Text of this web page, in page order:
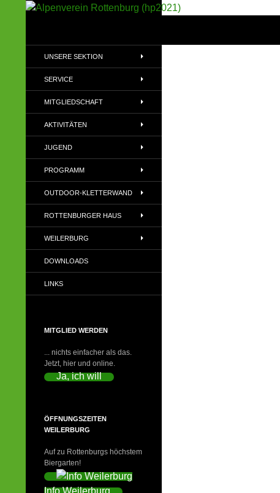
(DAV)
UNSERE SEKTION
SERVICE
MITGLIEDSCHAFT
AKTIVITÄTEN
JUGEND
PROGRAMM
OUTDOOR-KLETTERWAND
ROTTENBURGER HAUS
WEILERBURG
DOWNLOADS
LINKS
MITGLIED WERDEN
... nichts einfacher als das.
Jetzt, hier und online.
Ja, ich will
ÖFFNUNGSZEITEN
WEILERBURG
Auf zu Rottenburgs höchstem
Biergarten!
Info Weilerburg